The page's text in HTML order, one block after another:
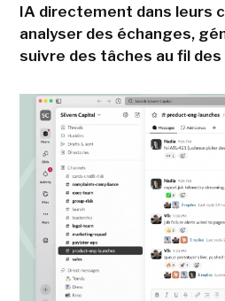
IA directement dans leurs
analyser des échanges,
suivre des tâches au fil